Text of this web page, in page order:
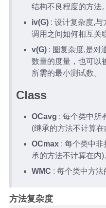
结构不良程度的方法。
iv(G) : 设计复杂度,
调用之间如何相互关
v(G) : 圈复杂度,是对
数量的度量，也可以
所需的最小测试数。
Class
OCavg : 每个类中所
(继承的方法不计算在
OCmax : 每个类中
承的方法不计算在内)
WMC : 每个类中方
方法复杂度